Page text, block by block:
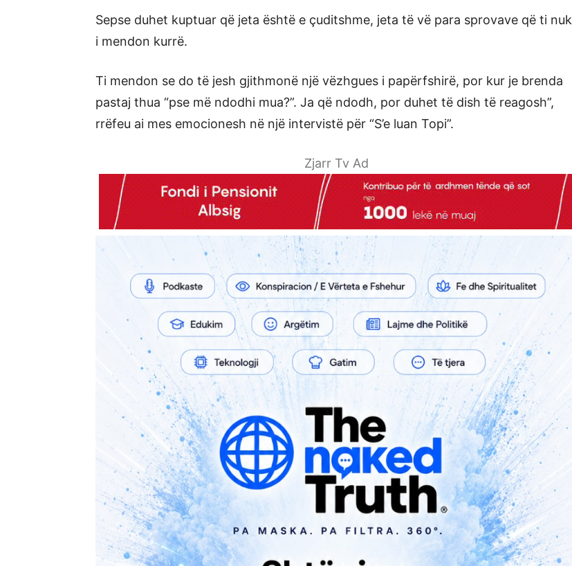
Sepse duhet kuptuar që jeta është e çuditshme, jeta të vë para sprovave që ti nuk
i mendon kurrë.
Ti mendon se do të jesh gjithmonë një vëzhgues i papërfshirë, por kur je brenda
pastaj thua “pse më ndodhi mua?”. Ja që ndodh, por duhet të dish të reagosh”,
rrëfeu ai mes emocionesh në një intervistë për “S’e luan Topi”.
Zjarr Tv Ad